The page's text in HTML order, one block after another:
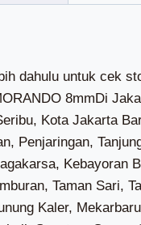
Pondok Gede, Pondok Melati, Rawalumbu, Babakan Madang, Bojonggede, Caringin, Cariu, Ciampea, Ciawi, Cibinong, Cibungbulang, Cigombong, Cigudeg, Cijeruk, Cileungsi, Ciomas, Cisarua, Ciseeng, Citeureup, Dramaga, Gunung Putri, Gunungsindur, Jasinga, Jonggol, Kemang, Klapanunggal, Leuwiliang, Leuwisadeng, Megamendung, Nanggung, Pamijahan, Parung, Parung Panjang, Ranca Bungur, Rumpin, Sukajaya, Sukamakmur, Sukaraja, Tajur Halang, Tamansari, Tanjungsari, Tenjo, Tenjolaya, Bogor Barat, Bogor Selatan, Bogor Tengah, Bogor Timur, Bogor Utara, Tanah Sareal, Agrabinta, Bojongpicung, Campaka, Campaka Mulya, Cianjur, Cibeber, Cidaun, Cijati, Cikadu, Cikalongkulon, Cilaku, Cipanas, Ciranjang, Cugenang, Gekbrong, Haurwangi, Kadupandak, Leles, Mande, Naringgul, Pacet, Pagelaran, Pasirkuda, Sindangbarang, Sukaluyu, Sukanagara, Sukaresmi, Takokak, Tanggeung, Warungkondang, Beji, Bojongsari, Cilodong, Cimanggis, Cinere, Limo, Pancoran Mas, Sawangan, Sukmajaya, Tapos, Gading Serpong, Alam Sutera, BSD, Kawasan Puncak Bogor, Kalibaru, Marunda, Rorotan, Semper Barat, Semper Timur, Sukapura, Kelapa Gading Barat, Kelapa Gading Timur, Pegangsaan Dua, Lagoa, Rawa Badak Selatan, Rawa Badak Utara, Tugu Selatan, Tugu Utara, Ancol, Pademangan Barat, Pademangan Timur, Kamal Muara, Kapuk Muara, Pejagalan, Pluit, Kebon Bawang, Papanggo, Sungai Bambu, Sunter Agung, Sunter Jaya, Warakas, Cakung Barat, Cakung Timur,